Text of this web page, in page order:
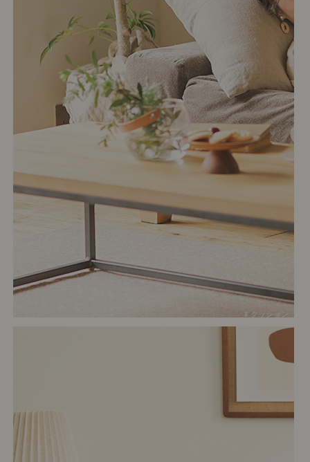
# クッション